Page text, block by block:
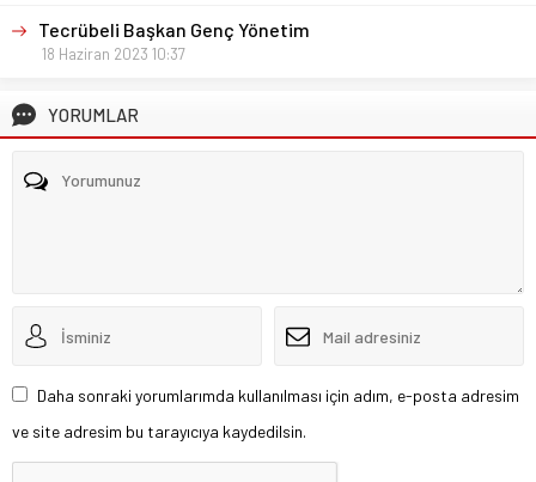
Tecrübeli Başkan Genç Yönetim
18 Haziran 2023 10:37
YORUMLAR
Daha sonraki yorumlarımda kullanılması için adım, e-posta adresim
ve site adresim bu tarayıcıya kaydedilsin.